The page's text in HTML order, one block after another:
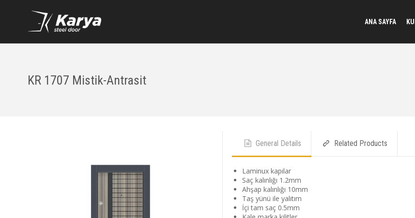
ANA SAYFA
KR 1707 Mistik-Antrasit
General Details Related Products
Laminux kapılar
Saç kalınlığı 1.2mm
Ahşap kalınlığı 10mm
Taş yünü ile yalıtım
İçi tam saç 0.5mm